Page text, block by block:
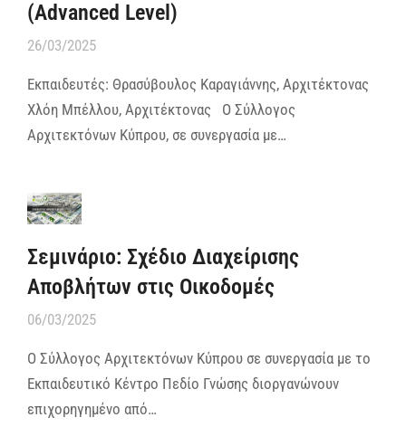
(Advanced Level)
26/03/2025
Εκπαιδευτές: Θρασύβουλος Καραγιάννης, Αρχιτέκτονας
Χλόη Μπέλλου, Αρχιτέκτονας Ο Σύλλογος
Αρχιτεκτόνων Κύπρου, σε συνεργασία με…
Σεμινάριο: Σχέδιο Διαχείρισης
Αποβλήτων στις Οικοδομές
06/03/2025
Ο Σύλλογος Αρχιτεκτόνων Κύπρου σε συνεργασία με το
Εκπαιδευτικό Κέντρο Πεδίο Γνώσης διοργανώνουν
επιχορηγημένο από…